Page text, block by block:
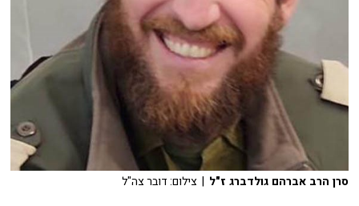
סרן הרב אברהם גולדברג ז"ל | צילום: דובר צה"ל